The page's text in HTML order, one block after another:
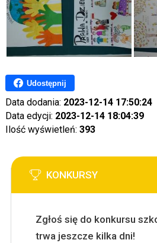
Udostępnij
Data dodania: 2023-12-14 17:50:24
Data edycji: 2023-12-14 18:04:39
Ilość wyświetleń: 393
KONKURSY
Zgłoś się do konkursu
trwa jeszcze kilka dni!